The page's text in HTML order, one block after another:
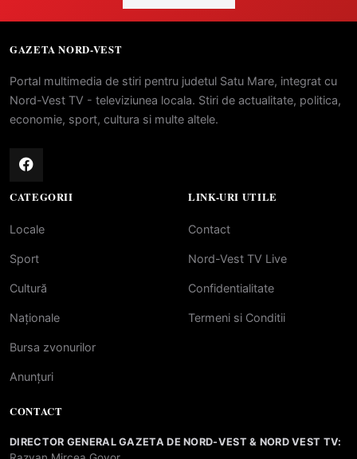
GAZETA NORD-VEST
Portal multimedia de stiri pentru judetul Satu Mare, integrat cu
Nord-Vest TV - televiziunea locala. Stiri de actualitate, politica,
economie, sport, cultura si multe altele.
CATEGORII
Locale
Sport
Cultură
Naționale
Bursa zvonurilor
Anunțuri
LINK-URI UTILE
Contact
Nord-Vest TV Live
Confidentialitate
Termeni si Conditii
CONTACT
DIRECTOR GENERAL GAZETA DE NORD-VEST & NORD VEST TV: